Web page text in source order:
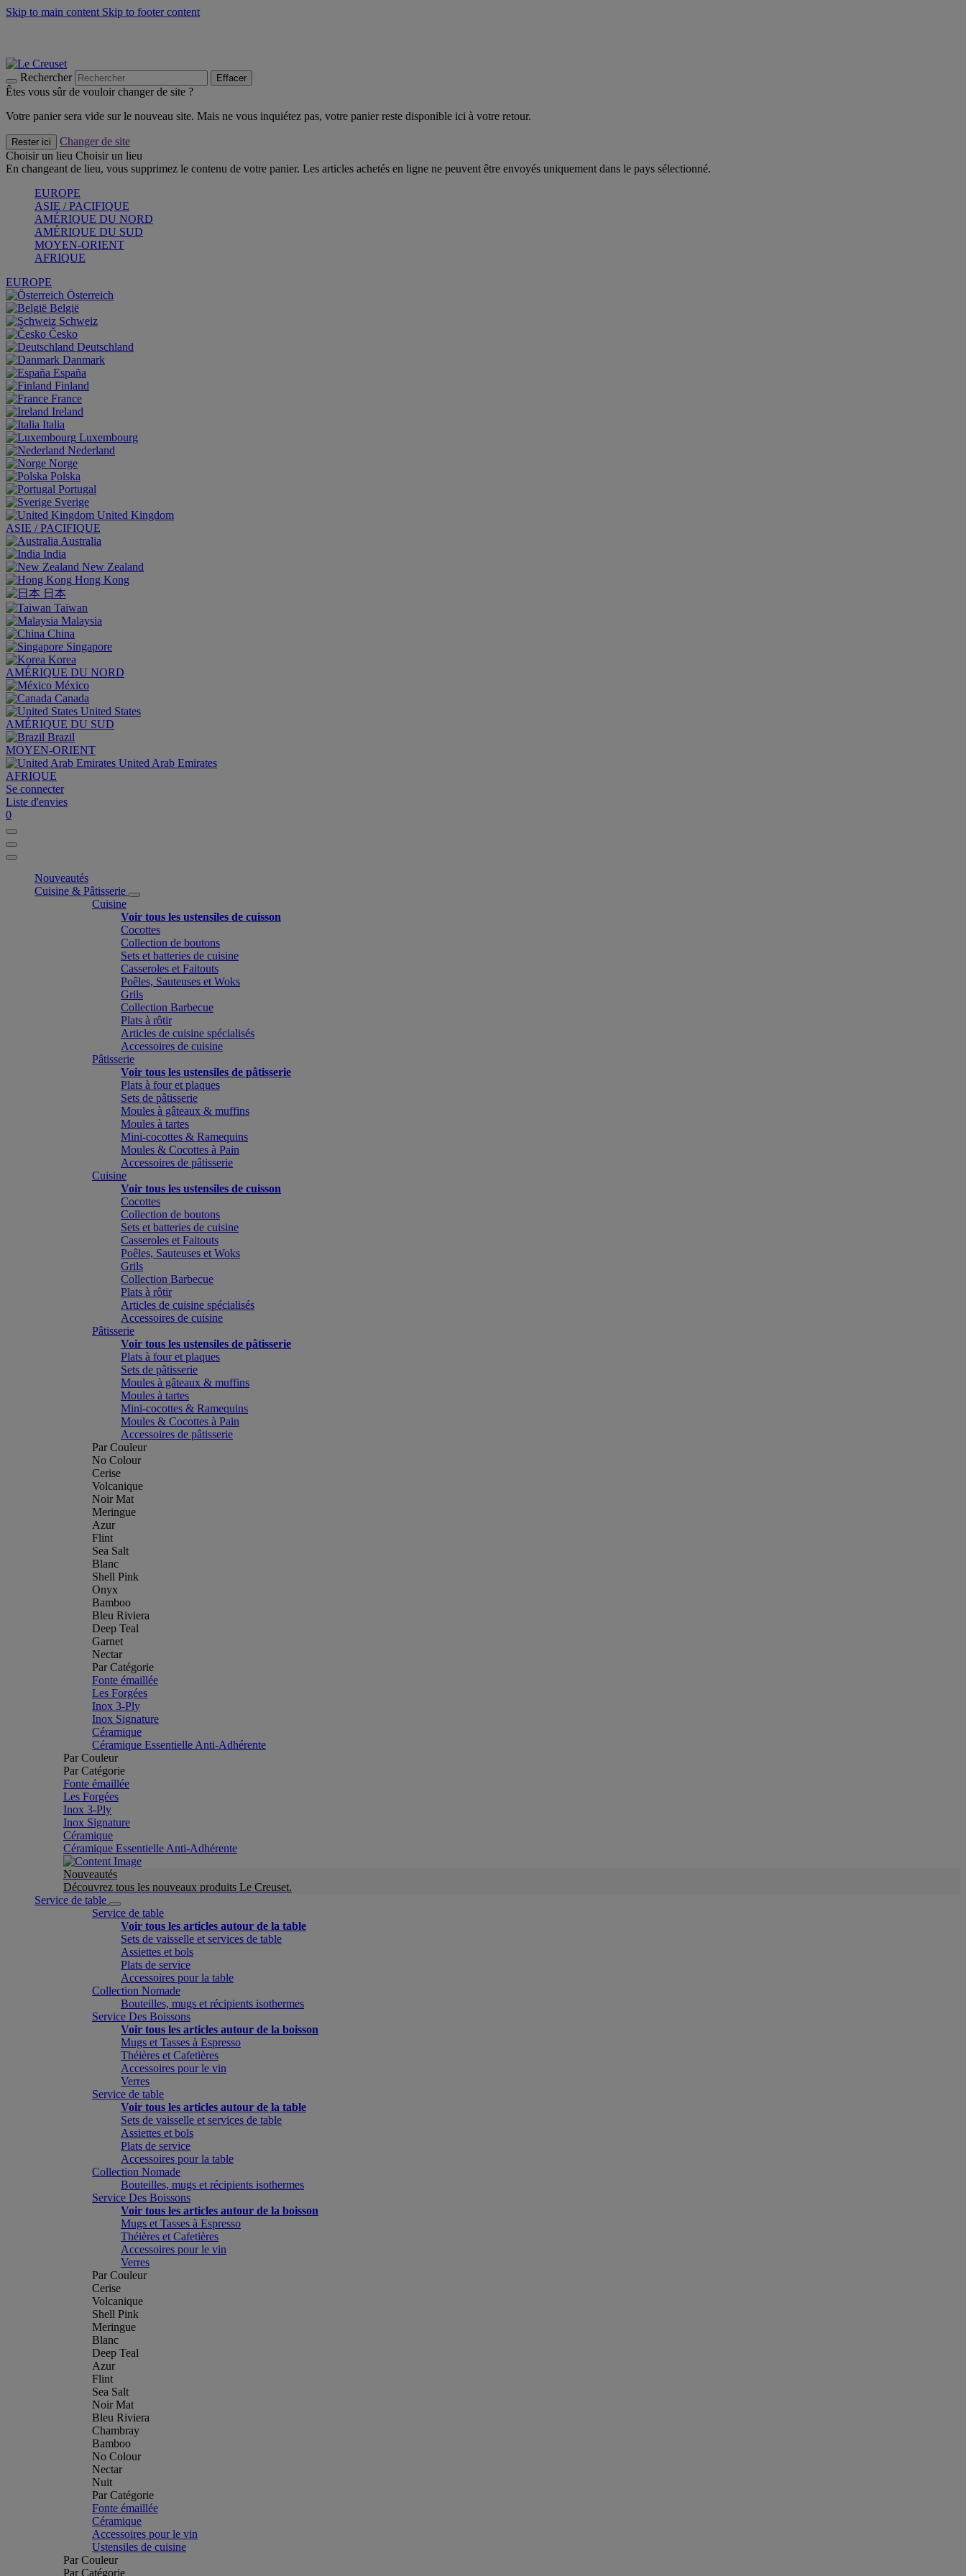
Skip to main content Skip to footer content
Rechercher Effacer
Êtes vous sûr de vouloir changer de site ?
Votre panier sera vide sur le nouveau site. Mais ne vous inquiétez pas, votre panier reste disponible ici à votre retour.
Rester ici
Changer de site
Choisir un lieu Choisir un lieu
En changeant de lieu, vous supprimez le contenu de votre panier. Les articles achetés en ligne ne peuvent être envoyés uniquement dans le pays sélectionné.
EUROPE
ASIE / PACIFIQUE
AMÉRIQUE DU NORD
AMÉRIQUE DU SUD
MOYEN-ORIENT
AFRIQUE
EUROPE
Österreich
België
Schweiz
Česko
Deutschland
Danmark
España
Finland
France
Ireland
Italia
Luxembourg
Nederland
Norge
Polska
Portugal
Sverige
United Kingdom
ASIE / PACIFIQUE
Australia
India
New Zealand
Hong Kong
日本
Taiwan
Malaysia
China
Singapore
Korea
AMÉRIQUE DU NORD
México
Canada
United States
AMÉRIQUE DU SUD
Brazil
MOYEN-ORIENT
United Arab Emirates
AFRIQUE
Se connecter
Liste d'envies
0
Nouveautés
Cuisine & Pâtisserie
Cuisine
Voir tous les ustensiles de cuisson
Cocottes
Collection de boutons
Sets et batteries de cuisine
Casseroles et Faitouts
Poêles, Sauteuses et Woks
Grils
Collection Barbecue
Plats à rôtir
Articles de cuisine spécialisés
Accessoires de cuisine
Pâtisserie
Voir tous les ustensiles de pâtisserie
Plats à four et plaques
Sets de pâtisserie
Moules à gâteaux & muffins
Moules à tartes
Mini-cocottes & Ramequins
Moules & Cocottes à Pain
Accessoires de pâtisserie
Cuisine
Voir tous les ustensiles de cuisson
Cocottes
Collection de boutons
Sets et batteries de cuisine
Casseroles et Faitouts
Poêles, Sauteuses et Woks
Grils
Collection Barbecue
Plats à rôtir
Articles de cuisine spécialisés
Accessoires de cuisine
Pâtisserie
Voir tous les ustensiles de pâtisserie
Plats à four et plaques
Sets de pâtisserie
Moules à gâteaux & muffins
Moules à tartes
Mini-cocottes & Ramequins
Moules & Cocottes à Pain
Accessoires de pâtisserie
Par Couleur
No Colour
Cerise
Volcanique
Noir Mat
Meringue
Azur
Flint
Sea Salt
Blanc
Shell Pink
Onyx
Bamboo
Bleu Riviera
Deep Teal
Garnet
Nectar
Par Catégorie
Fonte émaillée
Les Forgées
Inox 3-Ply
Inox Signature
Céramique
Céramique Essentielle Anti-Adhérente
Par Couleur
Par Catégorie
Fonte émaillée
Les Forgées
Inox 3-Ply
Inox Signature
Céramique
Céramique Essentielle Anti-Adhérente
Nouveautés
Découvrez tous les nouveaux produits Le Creuset.
Service de table
Service de table
Voir tous les articles autour de la table
Sets de vaisselle et services de table
Assiettes et bols
Plats de service
Accessoires pour la table
Collection Nomade
Bouteilles, mugs et récipients isothermes
Service Des Boissons
Voir tous les articles autour de la boisson
Mugs et Tasses à Espresso
Théières et Cafetières
Accessoires pour le vin
Verres
Service de table
Voir tous les articles autour de la table
Sets de vaisselle et services de table
Assiettes et bols
Plats de service
Accessoires pour la table
Collection Nomade
Bouteilles, mugs et récipients isothermes
Service Des Boissons
Voir tous les articles autour de la boisson
Mugs et Tasses à Espresso
Théières et Cafetières
Accessoires pour le vin
Verres
Par Couleur
Cerise
Volcanique
Shell Pink
Meringue
Blanc
Deep Teal
Azur
Flint
Sea Salt
Noir Mat
Bleu Riviera
Chambray
Bamboo
No Colour
Nectar
Nuit
Par Catégorie
Fonte émaillée
Céramique
Accessoires pour le vin
Ustensiles de cuisine
Par Couleur
Par Catégorie